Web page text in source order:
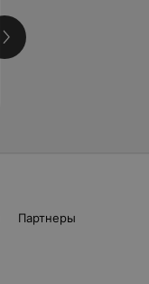
Партнеры